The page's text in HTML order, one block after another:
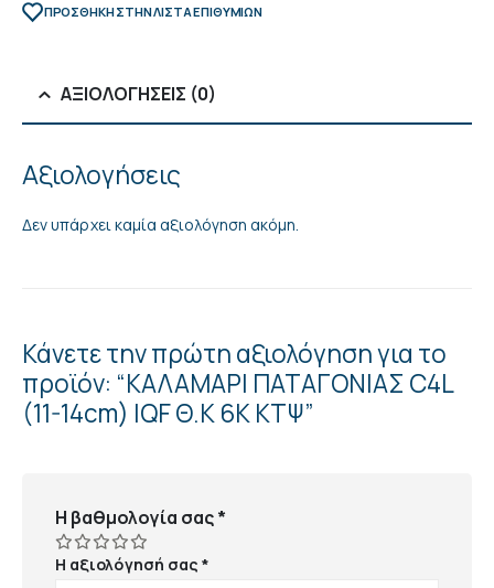
ΠΡΌΣΘΉΚΗ ΣΤΗΝ ΛΊΣΤΑ ΕΠΙΘΥΜΙΏΝ
ΑΞΙΟΛΟΓΉΣΕΙΣ (0)
Αξιολογήσεις
Δεν υπάρχει καμία αξιολόγηση ακόμη.
Κάνετε την πρώτη αξιολόγηση για το
προϊόν: “ΚΑΛΑΜΑΡΙ ΠΑΤΑΓΟΝΙΑΣ C4L
(11-14cm) IQF Θ.Κ 6Κ ΚΤΨ”
Η βαθμολογία σας*
Η αξιολόγησή σας*